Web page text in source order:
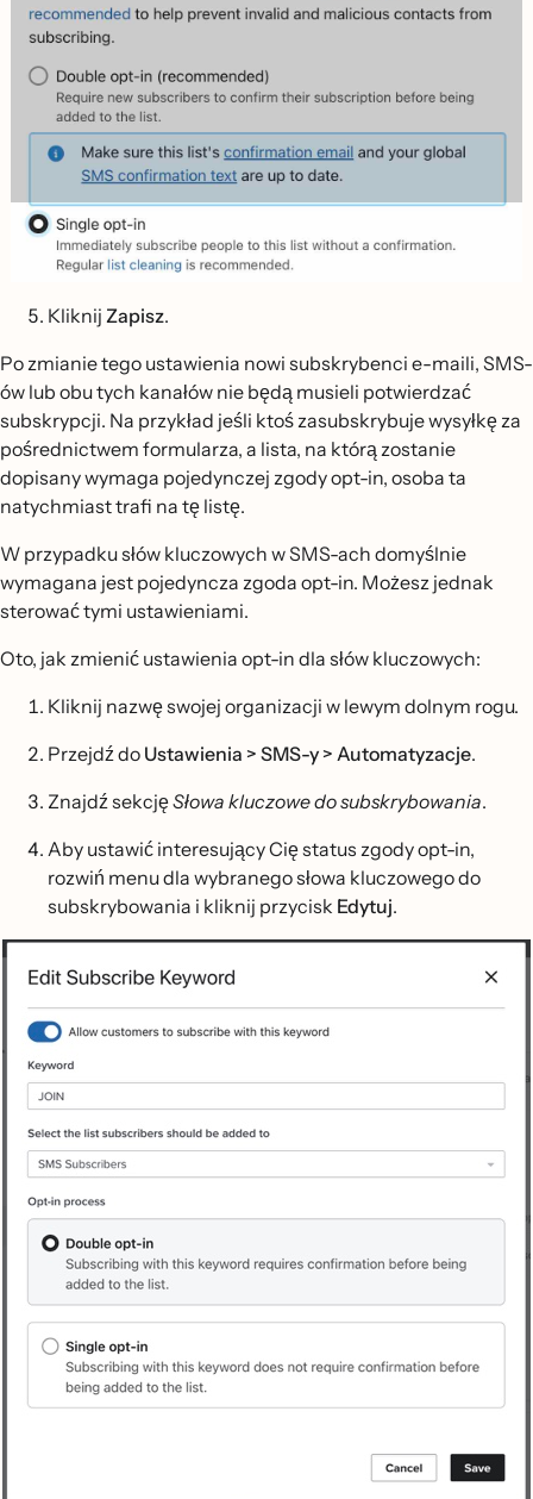
Kliknij Zapisz.
Po zmianie tego ustawienia nowi subskrybenci e-maili, SMS-
ów lub obu tych kanałów nie będą musieli potwierdzać
subskrypcji. Na przykład jeśli ktoś zasubskrybuje wysyłkę za
pośrednictwem formularza, a lista, na którą zostanie
dopisany wymaga pojedynczej zgody opt-in, osoba ta
natychmiast trafi na tę listę.
W przypadku słów kluczowych w SMS-ach domyślnie
wymagana jest pojedyncza zgoda opt-in. Możesz jednak
sterować tymi ustawieniami.
Oto, jak zmienić ustawienia opt-in dla słów kluczowych:
Kliknij nazwę swojej organizacji w lewym dolnym rogu.
Przejdź do Ustawienia > SMS-y > Automatyzacje.
Znajdź sekcjęSłowa kluczowe do subskrybowania.
Aby ustawić interesujący Cię status zgody opt-in,
rozwiń menu dla wybranego słowa kluczowego do
subskrybowania i kliknij przycisk Edytuj.